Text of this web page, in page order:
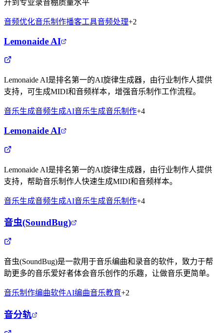
升到专业录音棚质量水平
音频优化音乐制作播客工具音频处理+2
Lemonaide AI
Lemonaide AI是排名第一的AI旋律生成器，由行业制作人提供
支持，可生成MIDI和音频样本，增强音乐制作工作流程。
音乐生成音频生成AI音乐生成音乐制作+4
Lemonaide AI
Lemonaide AI是排名第一的AI旋律生成器，由行业制作人提供
支持，帮助音乐制作人快速生成MIDI和音频样本。
音乐生成音频生成AI音乐生成音乐制作+4
音虫(SoundBug)
音虫(SoundBug)是一款用于音乐编曲和录音的软件，致力于帮
助更多的音乐爱好者体会音乐创作的乐趣，让做音乐更简单。
音乐制作编曲软件AI编曲音乐教育+2
音分轨